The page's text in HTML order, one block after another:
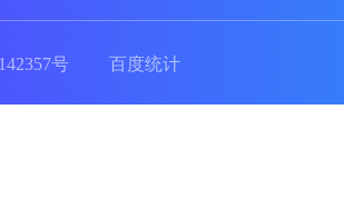
号 百度统计